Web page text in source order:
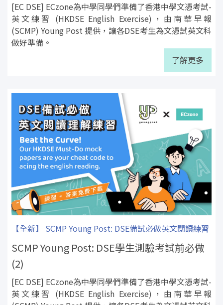
[EC DSE] ECzone為中學同學們準備了香港中學文憑考試-
英文練習 (HKDSE English Exercise)，由南華早報
(SCMP) Young Post 提供，讓各DSE考生為文憑試英文科
做好準備。
了解更多
【全新】 SCMP Young Post: DSE備試必做英文閱讀練習
SCMP Young Post: DSE學生測驗考試前必做
(2)
[EC DSE] ECzone為中學同學們準備了香港中學文憑考試-
英文練習 (HKDSE English Exercise)，由南華早報